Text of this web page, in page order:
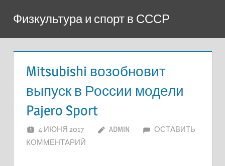
содержимому
Физкультура и спорт в СССР
Mitsubishi возобновит
выпуск в России модели
Pajero Sport
4 ИЮНЯ 2017 ADMIN
ОСТАВИТЬ
КОММЕНТАРИЙ